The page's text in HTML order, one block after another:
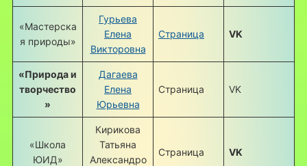
«Мастерска
я природы»
Гурьева
Елена
Викторовна
Страница VK
«Природа и
творчество
»
Дагаева
Елена
Юрьевна
Страница VK
«Школа
ЮИД»
Кирикова
Татьяна
Александро
Страница VK